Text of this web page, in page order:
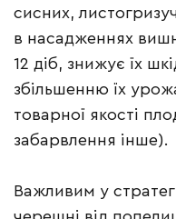
сисних,
в насадженнях
12 діб, знижує їх
збільшенню їх
товарної якості
забарвлення інше).
Важливим у